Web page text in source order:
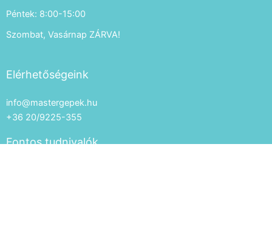
Péntek: 8:00-15:00
Szombat, Vasárnap ZÁRVA!
Elérhetőségeink
info@mastergepek.hu
+36 20/9225-355
Fontos tudnivalók